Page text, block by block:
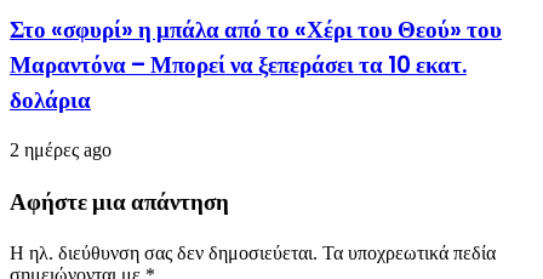
Στο «σφυρί» η μπάλα από το «Χέρι του Θεού» του
Μαραντόνα – Μπορεί να ξεπεράσει τα 10 εκατ.
δολάρια
2 ημέρες ago
Αφήστε μια απάντηση
Η ηλ. διεύθυνση σας δεν δημοσιεύεται. Τα υποχρεωτικά πεδία
σημειώνονται με *